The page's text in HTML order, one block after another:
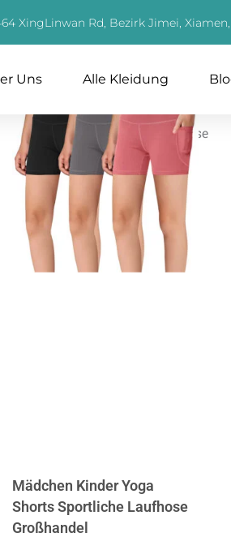
XingLinwan Rd, Bezirk Jimei,
Uns Alle Kleidung
Kategorie: Kurze Hose
Mädchen Kinder Yoga
Shorts Sportliche Laufhose
Großhandel